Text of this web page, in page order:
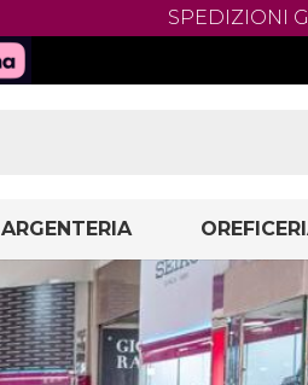
SPEDIZIONI
ARGENTERIA